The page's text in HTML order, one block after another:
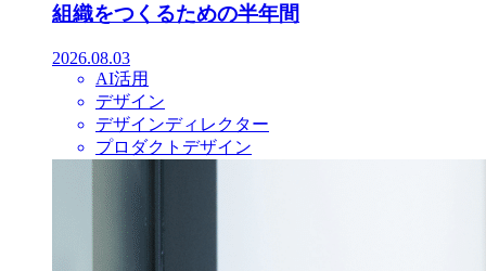
組織をつくるための半年間
2026.08.03
AI活用
デザイン
デザインディレクター
プロダクトデザイン